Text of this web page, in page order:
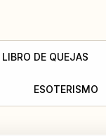
LIBRO DE QUEJAS
ESOTERISMO